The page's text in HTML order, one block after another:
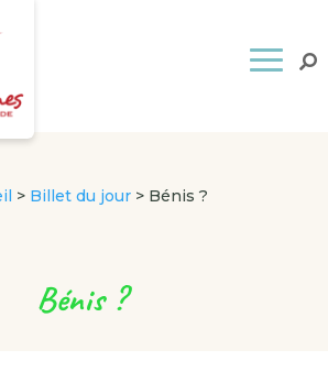
> Billet du jour> Bénis ?
Bénis ?